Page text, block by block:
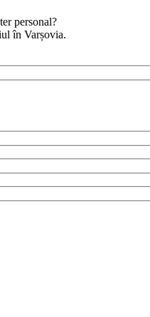
personal?
în Varșovia.